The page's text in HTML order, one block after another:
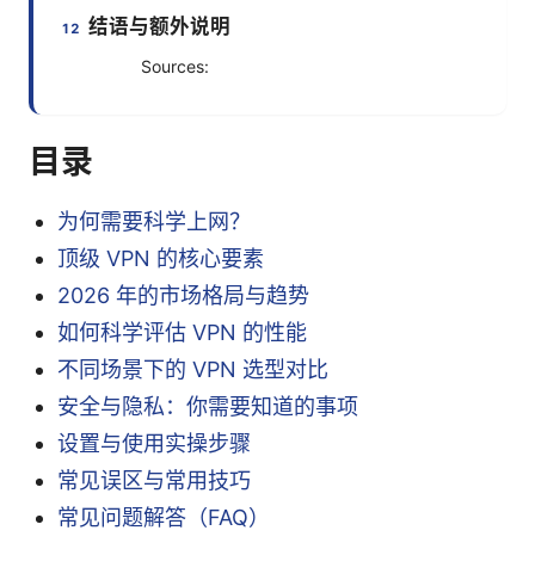
结语与额外说明
Sources:
目录
为何需要科学上网？
顶级 VPN 的核心要素
2026 年的市场格局与趋势
如何科学评估 VPN 的性能
不同场景下的 VPN 选型对比
安全与隐私：你需要知道的事项
设置与使用实操步骤
常见误区与常用技巧
常见问题解答（FAQ）